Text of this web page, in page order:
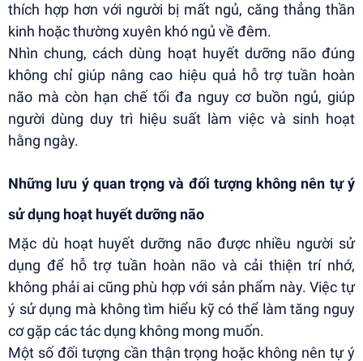
thích hợp hơn với người bị mất ngủ, căng thẳng thần
kinh hoặc thường xuyên khó ngủ về đêm.
Nhìn chung, cách dùng hoạt huyết dưỡng não đúng
không chỉ giúp nâng cao hiệu quả hỗ trợ tuần hoàn
não mà còn hạn chế tối đa nguy cơ buồn ngủ, giúp
người dùng duy trì hiệu suất làm việc và sinh hoạt
hằng ngày.
Những lưu ý quan trọng và đối tượng không nên tự ý
sử dụng hoạt huyết dưỡng não
Mặc dù hoạt huyết dưỡng não được nhiều người sử
dụng để hỗ trợ tuần hoàn não và cải thiện trí nhớ,
không phải ai cũng phù hợp với sản phẩm này. Việc tự
ý sử dụng mà không tìm hiểu kỹ có thể làm tăng nguy
cơ gặp các tác dụng không mong muốn.
Một số đối tượng cần thận trọng hoặc không nên tự ý